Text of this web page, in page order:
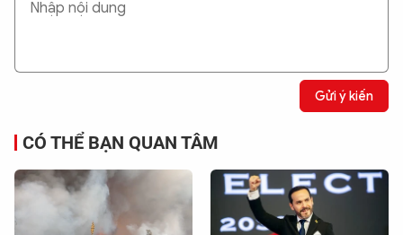
Gửi ý kiến
CÓ THỂ BẠN QUAN TÂM